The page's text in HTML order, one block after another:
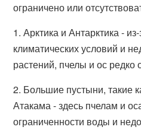
ограничено или
1. Арктика и Антарктика -
климатических условий и
растений, пчелы и ос редко
2. Большие пустыни, такие
Атакама - здесь пчелам и
ограниченности воды и